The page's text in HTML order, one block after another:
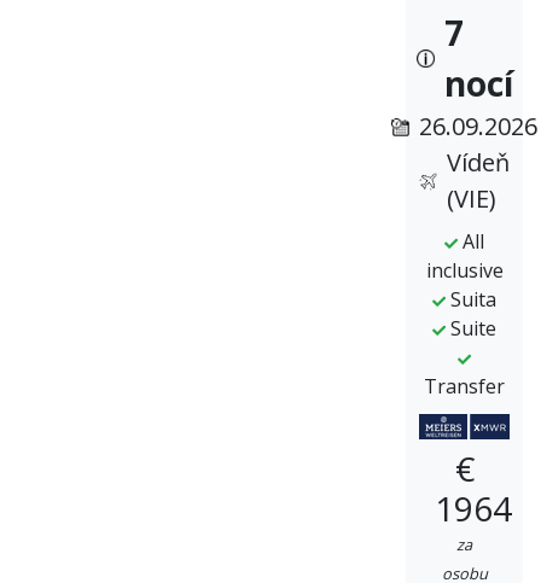
7
nocí
26.09.2026
Vídeň
(VIE)
All
inclusive
Suita
Suite
Transfer
€
1964
za
osobu